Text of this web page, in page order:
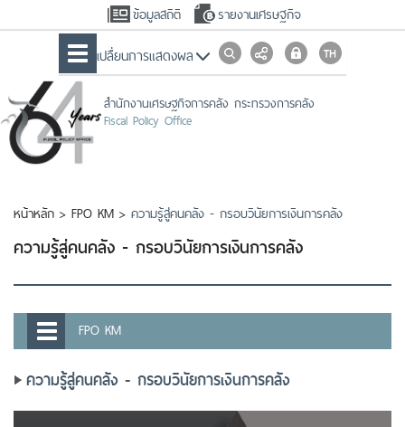
ข้อมูลสถิติ รายงานเศรษฐกิจ
เปลื่ยนการแสดงผล
สำนักงานเศรษฐกิจการคลัง กระทรวงการคลัง
Fiscal Policy Office
หน้าหลัก > FPO KM > ความรู้สู่คนคลัง - กรอบวินัยการเงินการคลัง
ความรู้สู่คนคลัง - กรอบวินัยการเงินการคลัง
FPO KM
ความรู้สู่คนคลัง - กรอบวินัยการเงินการคลัง